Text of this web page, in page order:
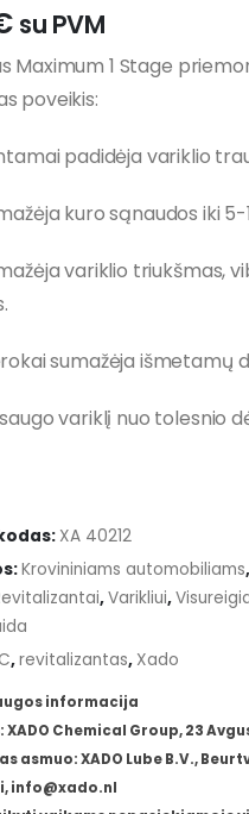
su PVM
Maximum 1 Stage
poveikis:
padidėja variklio
kuro sąnaudos iki 5-
variklio triukšmas,
sumažėja išmetamų
variklį nuo tolesnio
XA 40212
Krovininiams automobiliams,
,Varikliui,
,revitalizantas, Xado
informacija
Chemical Group, 23
asmuo: XADO Lube B.V.,
info@xado.nl